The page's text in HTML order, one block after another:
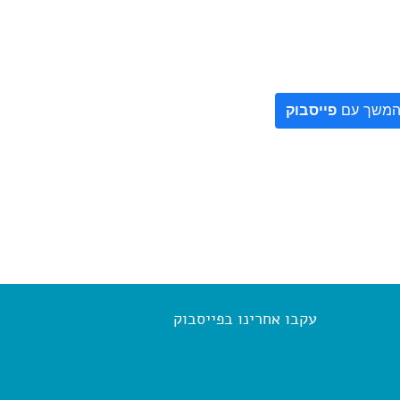
המשך עם פייסבוק
עקבו אחרינו בפייסבוק